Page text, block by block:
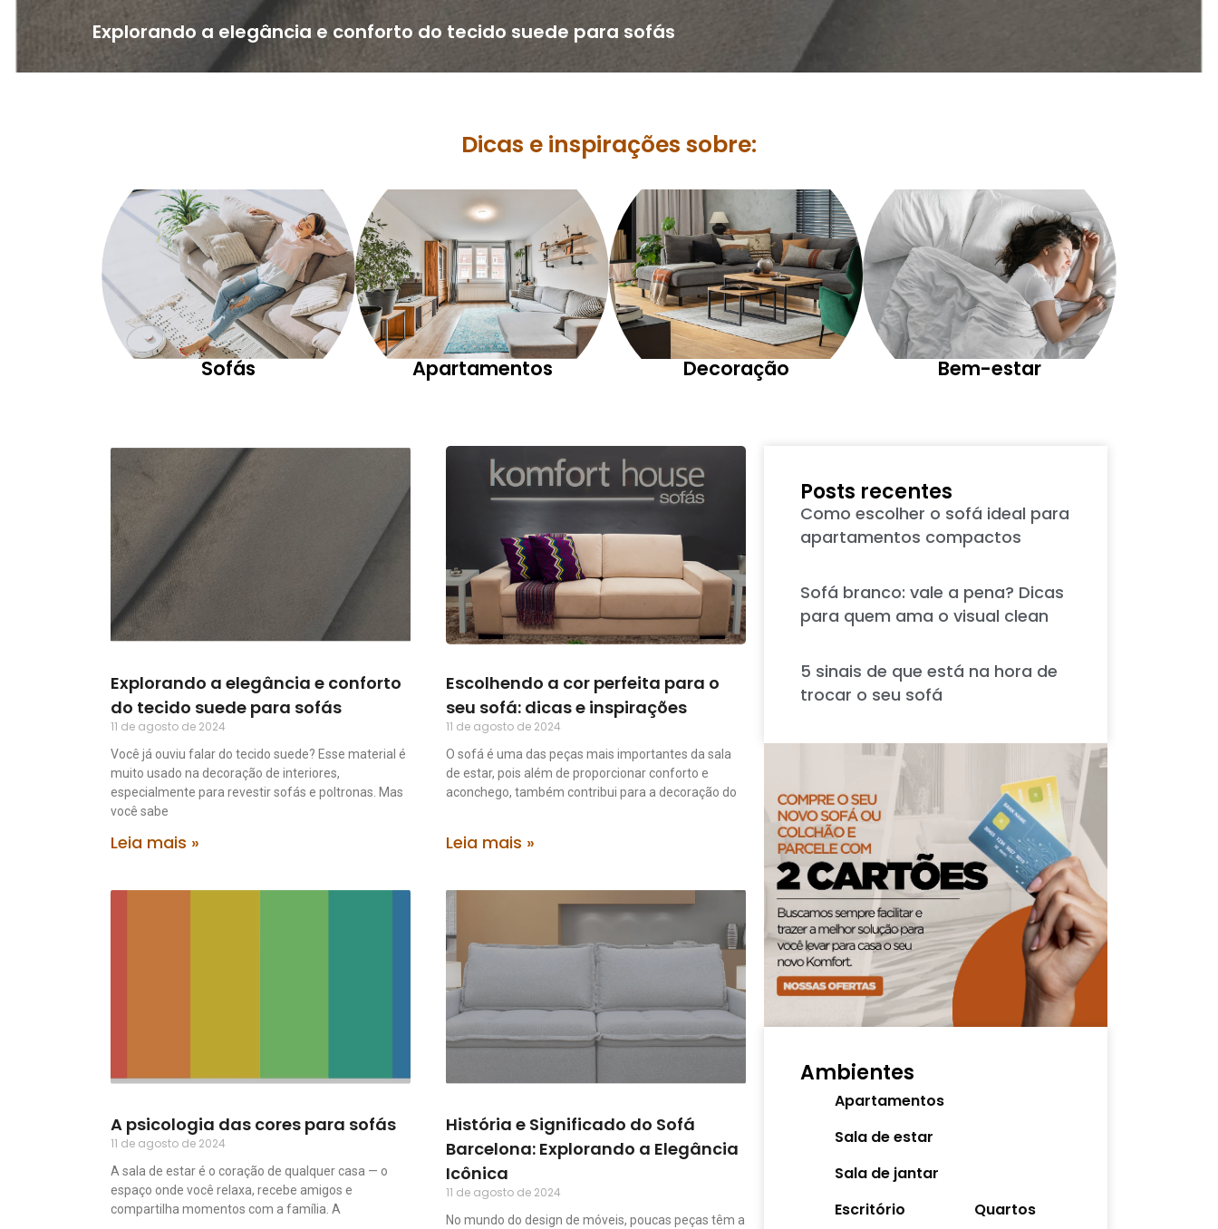
Explorando a elegância e conforto do tecido suede para sofás
Dicas e inspirações sobre:
Sofás Apartamentos Decoração Bem-estar
Explorando a elegância e conforto
do tecido suede para sofás
11 de agosto de 2024
Você já ouviu falar do tecido suede? Esse material é
muito usado na decoração de interiores,
especialmente para revestir sofás e poltronas. Mas
você sabe
Leia mais »
Escolhendo a cor perfeita para o
seu sofá: dicas e inspirações
11 de agosto de 2024
O sofá é uma das peças mais importantes da sala
de estar, pois além de proporcionar conforto e
aconchego, também contribui para a decoração do
Leia mais »
A psicologia das cores para sofás
11 de agosto de 2024
A sala de estar é o coração de qualquer casa — o
espaço onde você relaxa, recebe amigos e
compartilha momentos com a família. A
História e Significado do Sofá
Barcelona: Explorando a Elegância
Icônica
11 de agosto de 2024
No mundo do design de móveis, poucas peças têm a
Posts recentes
Como escolher o sofá ideal para
apartamentos compactos
Sofá branco: vale a pena? Dicas
para quem ama o visual clean
5 sinais de que está na hora de
trocar o seu sofá
Ambientes
Apartamentos
Sala de estar
Sala de jantar
Escritório
Quartos